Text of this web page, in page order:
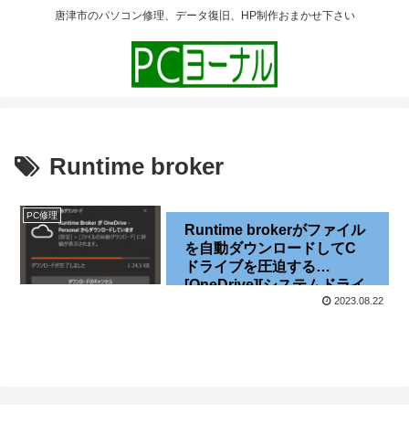
唐津市のパソコン修理、データ復旧、HP制作おまかせ下さい
Runtime broker
PC修理
Runtime brokerがファイル
を自動ダウンロードしてC
ドライブを圧迫する
[OneDrive][システムドライ
2023.08.22